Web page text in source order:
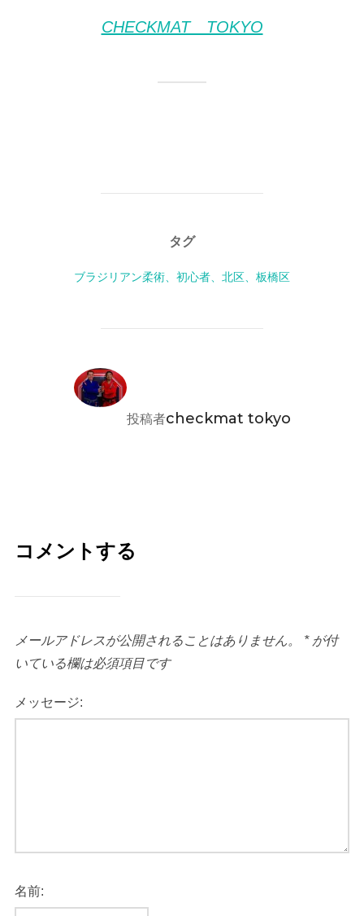
CHECKMAT TOKYO
タグ
ブラジリアン柔術、初心者、北区、板橋区
投稿者checkmat tokyo
コメントする
メールアドレスが公開されることはありません。 *が付
いている欄は必須項目です
メッセージ:
名前: